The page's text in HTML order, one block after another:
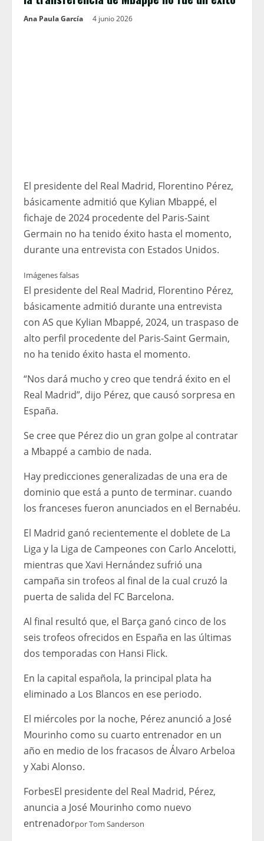
Ana Paula García 4 junio 2026
El presidente del Real Madrid, Florentino Pérez,
básicamente admitió que Kylian Mbappé, el
fichaje de 2024 procedente del Paris-Saint
Germain no ha tenido éxito hasta el momento,
durante una entrevista con Estados Unidos.
Imágenes falsas
El presidente del Real Madrid, Florentino Pérez,
básicamente admitió durante una entrevista
con AS que Kylian Mbappé, 2024, un traspaso de
alto perfil procedente del Paris-Saint Germain,
no ha tenido éxito hasta el momento.
“Nos dará mucho y creo que tendrá éxito en el
Real Madrid”, dijo Pérez, que causó sorpresa en
España.
Se cree que Pérez dio un gran golpe al contratar
a Mbappé a cambio de nada.
Hay predicciones generalizadas de una era de
dominio que está a punto de terminar. cuando
los franceses fueron anunciados en el Bernabéu.
El Madrid ganó recientemente el doblete de La
Liga y la Liga de Campeones con Carlo Ancelotti,
mientras que Xavi Hernández sufrió una
campaña sin trofeos al final de la cual cruzó la
puerta de salida del FC Barcelona.
Al final resultó que, el Barça ganó cinco de los
seis trofeos ofrecidos en España en las últimas
dos temporadas con Hansi Flick.
En la capital española, la principal plata ha
eliminado a Los Blancos en ese periodo.
El miércoles por la noche, Pérez anunció a José
Mourinho como su cuarto entrenador en un
año en medio de los fracasos de Álvaro Arbeloa
y Xabi Alonso.
ForbesEl presidente del Real Madrid, Pérez,
anuncia a José Mourinho como nuevo
entrenadorporTom Sanderson